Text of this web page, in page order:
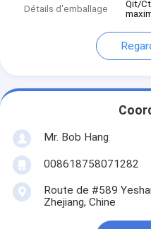
Détails d'emballage
Qit/
Mr. Bob Hang
008618758071282
Route de #589
Zhejiang, Chine